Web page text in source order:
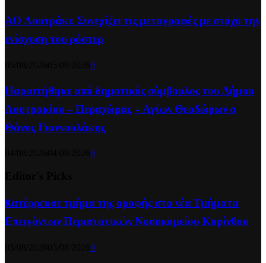
ΑΟ Λουτράκι: Συνεχίζει τις μεταγραφές με στόχο την
ενίσχυση του ρόστερ
0
Παραιτήθηκε από δημοτικός σύμβουλος του Δήμου
Λουτρακίου – Περαχώρας – Αγίων Θεοδώρων o
Θάνος Γιαννουλάκης
0
Kατέρρευσε τμήμα της οροφής στα νέα Τμήματα
Επειγόντων Περιστατικών Νοσοκομείου Κορίνθου
0